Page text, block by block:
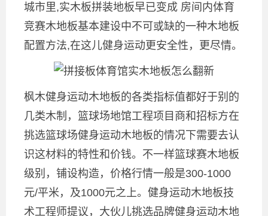
城市里,实木板拼装地板早已变成 房间内体育
竞赛木地板基本建设中不可或缺的一种木地板
配置方法,在这儿健身运动更安全性，更尽情。
枫木健身运动木地板的各类指标值都好于别的
几类木制，篮球场地馆工程项目商和招标方在
挑选篮球场健身运动木地板的情况下需要去认
识这材料的特性和价钱。不一样篮球赛木地板
级别，铺设构造，价格行情一般是300-1000
元/平米，及1000元之上。健身运动木地板技
术工程师提议，大伙儿挑选品牌健身运动木地